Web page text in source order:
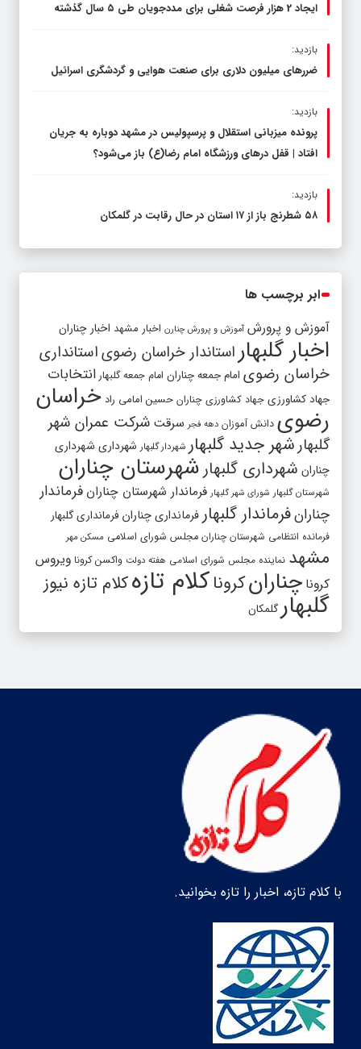
بازدید:
بازدید:
بازدید:
پرونده میزبانی استقلال و پرسپولیس در مشهد دوباره به جریان
بازدید:
آموزش و پرورش آموزش و پرورش چنارن اخبار مشهداخبار چناران
اخبار گلبهاراستاندار خراسان رضوی استانداری
خراسان رضوی امام جمعه چناران امام جمعه گلبهار انتخابات
جهاد کشاورزی جهاد کشاورزی چناران حسین امامی راد خراسان
رضوی دانش آموزان دهه فجر سرقتشرکت عمران شهر
گلبهار شهر جدید گلبهار شهردار گلبهار شهرداریشهرداری
چناران شهرداری گلبهارشهرستان چناران
شهرستان گلبهار شورای شهر گلبهار فرماندار شهرستان چناران فرماندار
چنارانفرماندار گلبهار فرمانداری چنارانفرمانداری گلبهار
فرمانده انتظامی شهرستان چناران مجلس شورای اسلامی مسکن مهر
مشهد نماینده مجلس شورای اسلامی هفته دولت واکسن کرونا ویروس
کروناچناران کلام تازه
گلبهارگلمکان